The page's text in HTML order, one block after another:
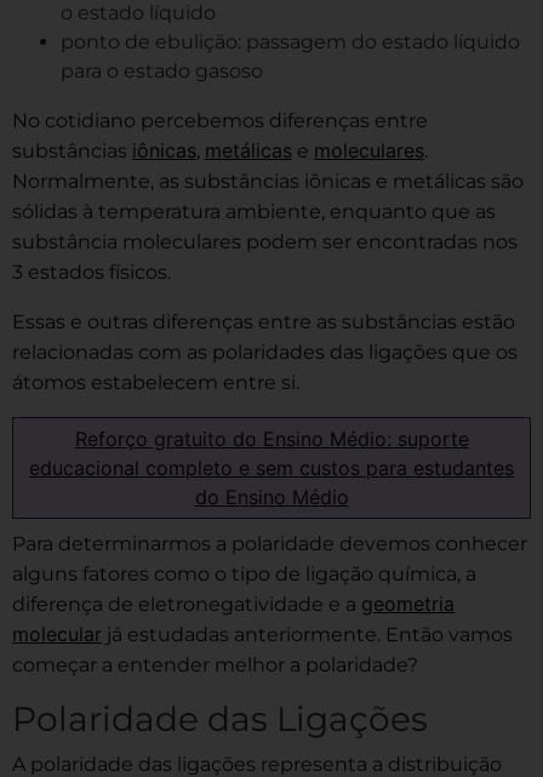
o estado líquido
ponto de ebulição: passagem do estado líquido
para o estado gasoso
No cotidiano percebemos diferenças entre
substâncias iônicas, metálicas e moleculares.
Normalmente, as substâncias iônicas e metálicas são
sólidas à temperatura ambiente, enquanto que as
substância moleculares podem ser encontradas nos
3 estados físicos.
Essas e outras diferenças entre as substâncias estão
relacionadas com as polaridades das ligações que os
átomos estabelecem entre si.
Reforço gratuito do Ensino Médio: suporte
educacional completo e sem custos para estudantes
do Ensino Médio
Para determinarmos a polaridade devemos conhecer
alguns fatores como o tipo de ligação química, a
diferença de eletronegatividade e a geometria
molecular já estudadas anteriormente. Então vamos
começar a entender melhor a polaridade?
Polaridade das Ligações
A polaridade das ligações representa a distribuição